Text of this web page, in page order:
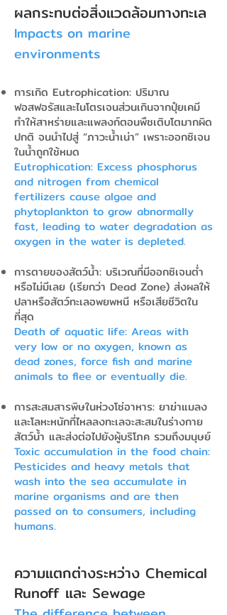
ผลกระทบต่อสิ่งแวดล้อมทางทะเล
Impacts on marine
environments
การเกิด Eutrophication: ปริมาณ
ฟอสฟอรัสและไนโตรเจนส่วนเกินจากปุ๋ยเคมี
ทำให้สาหร่ายและแพลงก์ตอนพืชเติบโตมากผิด
ปกติ จนนำไปสู่ “ภาวะน้ำเน่า” เพราะออกซิเจน
ในน้ำถูกใช้หมด
Eutrophication: Excess phosphorus
and nitrogen from chemical
fertilizers cause algae and
phytoplankton to grow abnormally
fast, leading to water degradation as
oxygen in the water is depleted.
การตายของสัตว์น้ำ: บริเวณที่มีออกซิเจนต่ำ
หรือไม่มีเลย (เรียกว่า Dead Zone) ส่งผลให้
ปลาหรือสัตว์ทะเลอพยพหนี หรือเสียชีวิตใน
ที่สุด
Death of aquatic life: Areas with
very low or no oxygen, known as
dead zones, force fish and marine
animals to flee or eventually die.
การสะสมสารพิษในห่วงโซ่อาหาร: ยาฆ่าแมลง
และโลหะหนักที่ไหลลงทะเลจะสะสมในร่างกาย
สัตว์น้ำ และส่งต่อไปยังผู้บริโภค รวมถึงมนุษย์
Toxic accumulation in the food chain:
Pesticides and heavy metals that
wash into the sea accumulate in
marine organisms and are then
passed on to consumers, including
humans.
ความแตกต่างระหว่าง Chemical
Runoff และ Sewage